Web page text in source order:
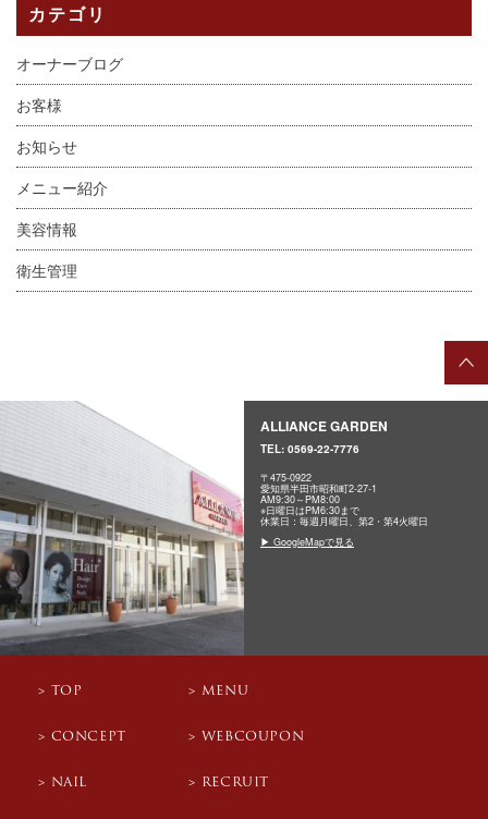
カテゴリ
オーナーブログ
お客様
お知らせ
メニュー紹介
美容情報
衛生管理
ALLIANCE GARDEN
TEL: 0569-22-7776
〒475-0922
愛知県半田市昭和町2-27-1
AM9:30～PM8:00
※日曜日はPM6:30まで
休業日：毎週月曜日、第2・第4火曜日
▶ GoogleMapで見る
TOP
CONCEPT
NAIL
MENU
WEBCOUPON
RECRUIT